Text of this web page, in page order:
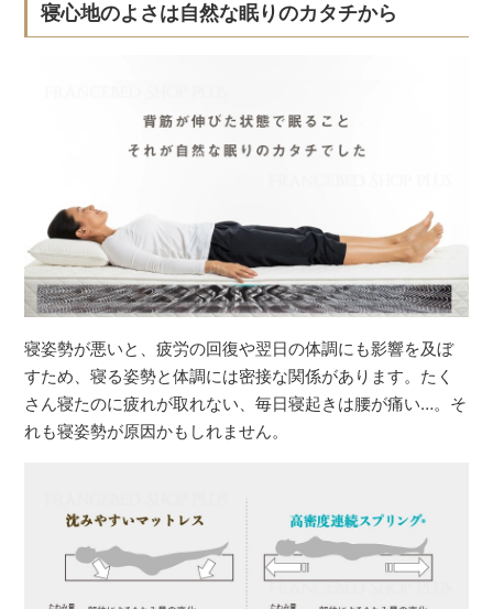
寝心地のよさは自然な眠りのカタチから
寝姿勢が悪いと、疲労の回復や翌日の体調にも影響を及ぼ
すため、寝る姿勢と体調には密接な関係があります。たく
さん寝たのに疲れが取れない、毎日寝起きは腰が痛い…。そ
れも寝姿勢が原因かもしれません。